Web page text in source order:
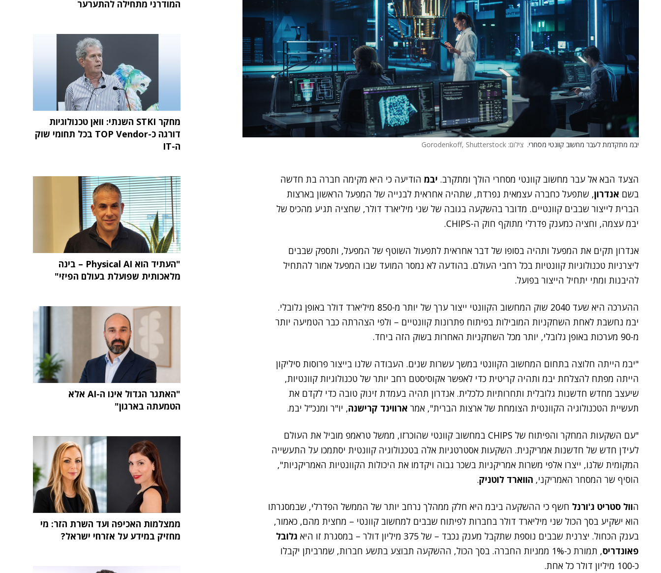
יבמ מתקדמת לעבר מחשוב קוונטי מסחרי. צילום: Gorodenkoff, Shutterstock
הצעד הבא אל עבר מחשוב קוונטי מסחרי הולך ומתקרב. יבמ הודיעה כי היא מקימה חברה בת חדשה
בשם אנדרון, שתפעל כחברה עצמאית נפרדת, שתהיה אחראית לבנייה של המפעל הראשון בארצות
הברית לייצור שבבים קוונטיים. מדובר בהשקעה בגובה של שני מיליארד דולר, שחציה תגיע מהכיס של
יבמ עצמה, וחציה כמענק פדרלי מתוקף חוק ה-CHIPS.
אנדרון תקים את המפעל ותהיה בסופו של דבר אחראית לתפעול השוטף של המפעל, ותספק שבבים
ליצרניות טכנולוגיות קוונטיות בכל רחבי העולם. בהודעה לא נמסר המועד שבו המפעל אמור להתחיל
להיבנות ומתי יתחיל הייצור בפועל.
ההערכה היא שעד 2040 שוק המחשוב הקוונטי ייצור ערך של יותר מ-850 מיליארד דולר באופן גלובלי.
יבמ נחשבת לאחת השחקניות המובילות בפיתוח פתרונות קוונטיים – ולפי הצהרתה כבר הטמיעה יותר
מ-90 מערכות באופן גלובלי, יותר מכל השחקניות האחרות בשוק הזה ביחד.
"יבמ הייתה חלוצה בתחום המחשוב הקוונטי במשך עשרות שנים. העבודה שלנו בייצור פרוסות סיליקון
הייתה מפתח להצלחת יבמ ותהיה קריטית כדי לאפשר אקוסיסטם רחב יותר של טכנולוגיות קוונטיות,
שיעצב מחדש חדשנות גלובלית ותחרותיות כלכלית. אנדרון תהיה בעמדת זינוק טובה כדי לקדם את
תעשיית הטכנולוגיה הקוונטית הצומחת של ארצות הברית", אמר ארווינד קרישנה, יו"ר ומנכ"ל יבמ.
"עם השקעות המחקר והפיתוח של CHIPS במחשוב קוונטי שהוכרזו, ממשל טראמפ מוביל את העולם
לעידן חדש של חדשנות אמריקנית. השקעות אסטרטגיות אלה בטכנולוגיה קוונטית יסתמכו על התעשייה
המקומית שלנו, ייצרו אלפי משרות אמריקניות בשכר גבוה ויקדמו את היכולות הקוונטיות האמריקניות",
הוסיף שר המסחר האמריקני, הווארד לוטניק.
הוול סטריט ג'ורנל חשף כי ההשקעה ביבמ היא חלק ממהלך נרחב יותר של הממשל הפדרלי, שבמסגרתו
הוא ישקיע בסך הכול שני מיליארד דולר בחברות לפיתוח שבבים למחשוב קוונטי – מחצית מהם, כאמור,
בענק הכחול. יצרנית שבבים נוספת שתקבל מענק נכבד – של 375 מיליון דולר – במסגרת זו היא
גלובל
פאונדריס
, תמורת כ-1% ממניות החברה. בסך הכול, ההשקעה תבוצע בתשע חברות, שמרביתן יקבלו
כ-100 מיליון דולר כל אחת.
המודרני מתחילה להתערער
מחקר STKI השנתי: וואן טכנולוגיות
דורגה כ-TOP Vendor בכל תחומי שוק
ה-IT
"העתיד הוא Physical AI – בינה
מלאכותית שפועלת בעולם הפיזי"
"האתגר הגדול אינו ה-AI אלא
הטמעתה בארגון"
ממצלמות האכיפה ועד השרת הזר: מי
מחזיק במידע על אזרחי ישראל?